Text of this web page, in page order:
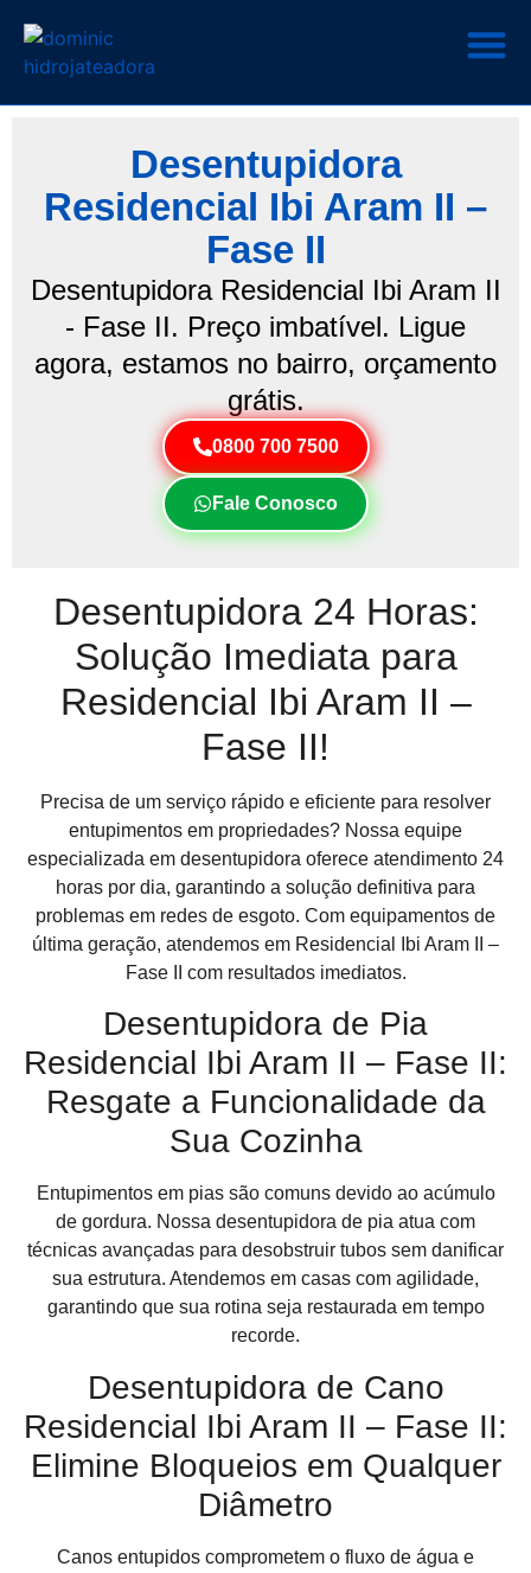
Desentupidora
Residencial Ibi Aram II –
Fase II
Desentupidora Residencial Ibi Aram II
- Fase II. Preço imbatível. Ligue
agora, estamos no bairro, orçamento
grátis.
0800 700 7500
Fale Conosco
Desentupidora 24 Horas:
Solução Imediata para
Residencial Ibi Aram II –
Fase II!
Precisa de um serviço rápido e eficiente para resolver
entupimentos em propriedades? Nossa equipe
especializada em desentupidora oferece atendimento 24
horas por dia, garantindo a solução definitiva para
problemas em redes de esgoto. Com equipamentos de
última geração, atendemos em Residencial Ibi Aram II –
Fase II com resultados imediatos.
Desentupidora de Pia
Residencial Ibi Aram II – Fase II:
Resgate a Funcionalidade da
Sua Cozinha
Entupimentos em pias são comuns devido ao acúmulo
de gordura. Nossa desentupidora de pia atua com
técnicas avançadas para desobstruir tubos sem danificar
sua estrutura. Atendemos em casas com agilidade,
garantindo que sua rotina seja restaurada em tempo
recorde.
Desentupidora de Cano
Residencial Ibi Aram II – Fase II:
Elimine Bloqueios em Qualquer
Diâmetro
Canos entupidos comprometem o fluxo de água e